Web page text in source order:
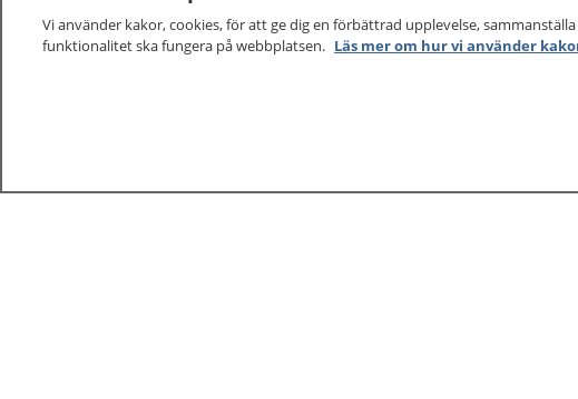
1177 –tryggt om din hälsa och vård
Vi använder kakor, cookies, för att ge dig en förbättrad upplevelse,
funktionalitet ska fungera på webbplatsen. Läs mer om hur vi använder